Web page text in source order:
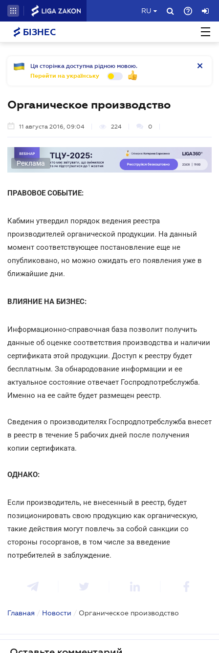
RU
БІЗНЕС
Ця сторінка доступна рідною мовою.
Перейти на українську
Органическое производство
11 августа 2016, 09:04 224 0
Реклама
ПРАВОВОЕ СОБЫТИЕ:
Кабмин утвердил порядок ведения реестра
производителей органической продукции. На данный
момент соответствующее постановление еще не
опубликовано, но можно ожидать его появления уже в
ближайшие дни.
ВЛИЯНИЕ НА БИЗНЕС:
Информационно-справочная база позволит получить
данные об оценке соответствия производства и наличии
сертификата этой продукции. Доступ к реестру будет
бесплатным. За обнародование информации и ее
актуальное состояние отвечает Госпродпотребслужба.
Именно на ее сайте будет размещен реестр.
Сведения о производителях Госпродпотребслужба внесет
в реестр в течение 5 рабочих дней после получения
копии сертификата.
ОДНАКО:
Если производитель, не внесенный в реестр, будет
позиционировать свою продукцию как органическую,
такие действия могут повлечь за собой санкции со
стороны госорганов, в том числе за введение
потребителей в заблуждение.
Главная / Новости / Органическое производство